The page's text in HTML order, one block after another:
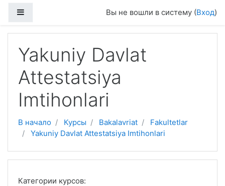
Вы не вошли в систему (Вход)
Yakuniy Davlat
Attestatsiya
Imtihonlari
В начало Курсы Bakalavriat
Fakultetlar
Yakuniy Davlat Attestatsiya Imtihonlari
Категории курсов: